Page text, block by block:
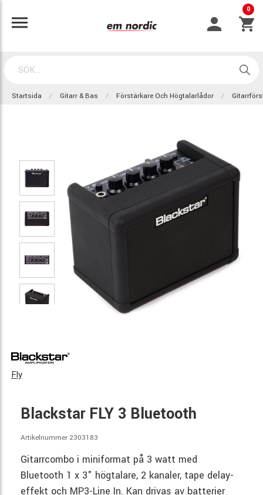
0
Startsida Gitarr & Bas Förstärkare Och Högtalarlådor
Fly
Blackstar FLY 3 Bluetooth
Artikelnummer 2303183
Gitarrcombo i miniformat på 3 watt med
Bluetooth 1 x 3" högtalare, 2 kanaler, tape delay-
effekt och MP3-Line In. Kan drivas av batterier